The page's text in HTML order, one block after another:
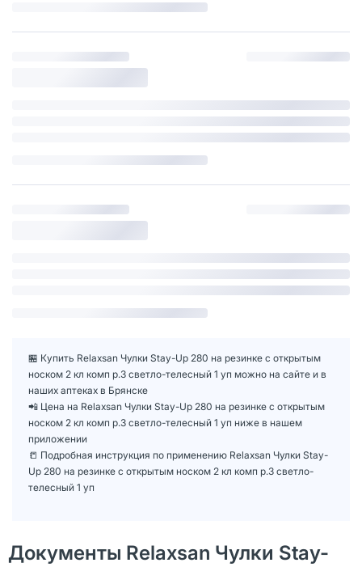
🏪 Купить Relaxsan Чулки Stay-Up 280 на резинке с открытым
носком 2 кл комп р.3 светло-телесный 1 уп можно на сайте и в
наших аптеках в Брянске
📲 Цена на Relaxsan Чулки Stay-Up 280 на резинке с открытым
носком 2 кл комп р.3 светло-телесный 1 уп ниже в нашем
приложении
📒 Подробная инструкция по применению Relaxsan Чулки Stay-
Up 280 на резинке с открытым носком 2 кл комп р.3 светло-
телесный 1 уп
Документы Relaxsan Чулки Stay-